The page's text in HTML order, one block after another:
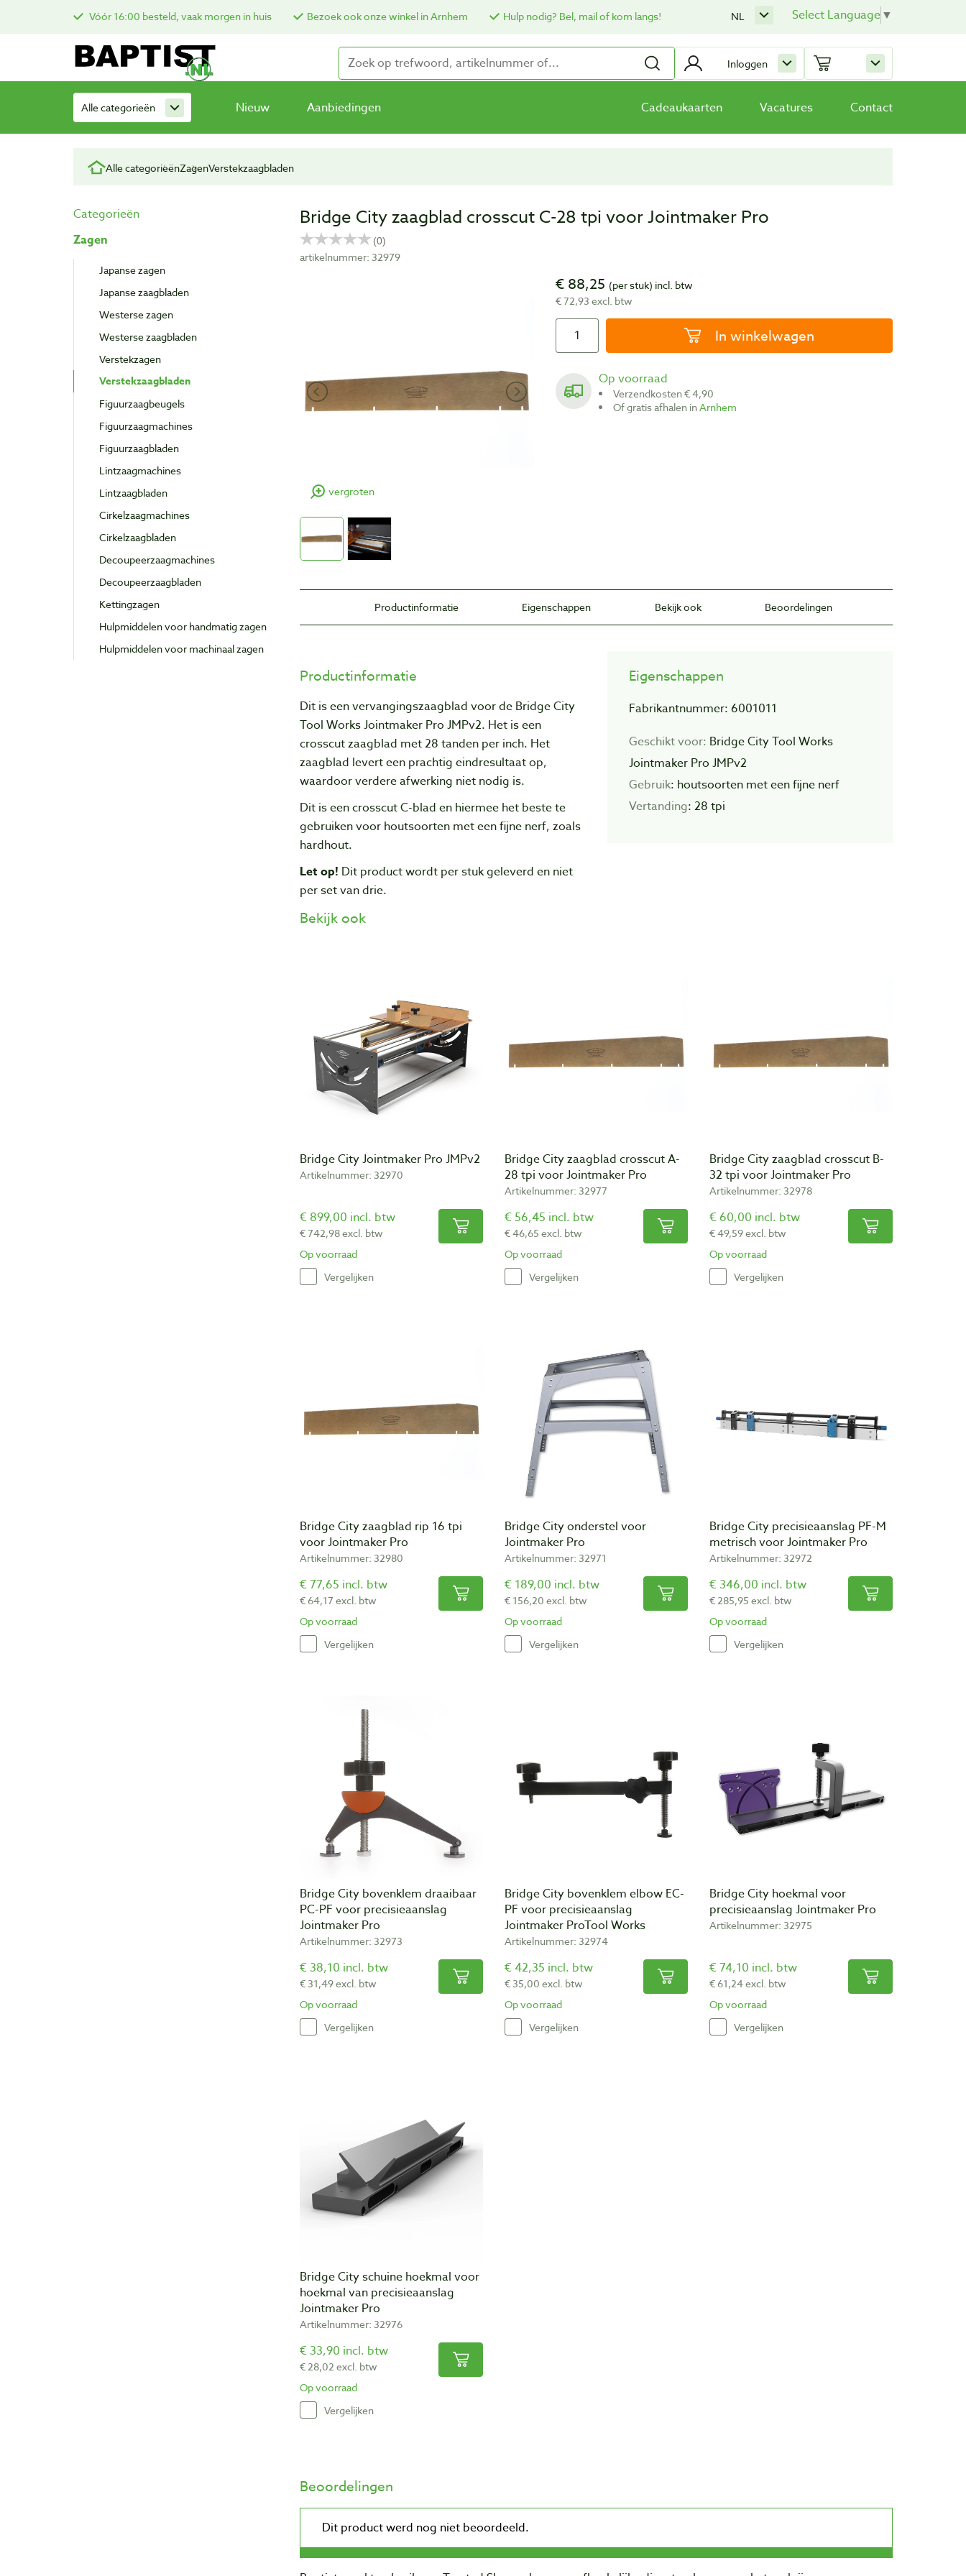
Vóór 16:00 besteld, vaak morgen in huis Bezoek ook onze winkel in Arnhem Hulp nodig? Bel, mail of kom langs! Select Language▼
NL
Inloggen
Alle categorieën Nieuw Aanbiedingen Cadeaukaarten Vacatures Contact
Alle categorieënZagenVerstekzaagbladen
Categorieën
Zagen
Japanse zagen
Japanse zaagbladen
Westerse zagen
Westerse zaagbladen
Verstekzagen
Verstekzaagbladen
Figuurzaagbeugels
Figuurzaagmachines
Figuurzaagbladen
Lintzaagmachines
Lintzaagbladen
Cirkelzaagmachines
Cirkelzaagbladen
Decoupeerzaagmachines
Decoupeerzaagbladen
Kettingzagen
Hulpmiddelen voor handmatig zagen
Hulpmiddelen voor machinaal zagen
Bridge City zaagblad crosscut C-28 tpi voor Jointmaker Pro
artikelnummer: 32979
vergroten
€ 88,25 (per stuk) incl. btw
€ 72,93 excl. btw
In winkelwagen
Op voorraad
Verzendkosten € 4,90
Of gratis afhalen inArnhem
Productinformatie Eigenschappen Bekijk ook Beoordelingen
Productinformatie
Dit is een vervangingszaagblad voor de Bridge City
Tool Works Jointmaker Pro JMPv2. Het is een
crosscut zaagblad met 28 tanden per inch. Het
zaagblad levert een prachtig eindresultaat op,
waardoor verdere afwerking niet nodig is.
Dit is een crosscut C-blad en hiermee het beste te
gebruiken voor houtsoorten met een fijne nerf, zoals
hardhout.
Let op! Dit product wordt per stuk geleverd en niet
per set van drie.
Eigenschappen
Fabrikantnummer: 6001011
Geschikt voor: Bridge City Tool Works
Jointmaker Pro JMPv2
Gebruik: houtsoorten met een fijne nerf
Vertanding: 28 tpi
Bekijk ook
Bridge City Jointmaker Pro JMPv2
Artikelnummer: 32970
€ 899,00 incl. btw
€ 742,98 excl. btw
Op voorraad
Vergelijken
Bridge City zaagblad crosscut A-
28 tpi voor Jointmaker Pro
Artikelnummer: 32977
€ 56,45 incl. btw
€ 46,65 excl. btw
Op voorraad
Vergelijken
Bridge City zaagblad crosscut B-
32 tpi voor Jointmaker Pro
Artikelnummer: 32978
€ 60,00 incl. btw
€ 49,59 excl. btw
Op voorraad
Vergelijken
Bridge City zaagblad rip 16 tpi
voor Jointmaker Pro
Artikelnummer: 32980
€ 77,65 incl. btw
€ 64,17 excl. btw
Op voorraad
Vergelijken
Bridge City onderstel voor
Jointmaker Pro
Artikelnummer: 32971
€ 189,00 incl. btw
€ 156,20 excl. btw
Op voorraad
Vergelijken
Bridge City precisieaanslag PF-M
metrisch voor Jointmaker Pro
Artikelnummer: 32972
€ 346,00 incl. btw
€ 285,95 excl. btw
Op voorraad
Vergelijken
Bridge City bovenklem draaibaar
PC-PF voor precisieaanslag
Jointmaker Pro
Artikelnummer: 32973
€ 38,10 incl. btw
€ 31,49 excl. btw
Op voorraad
Vergelijken
Bridge City bovenklem elbow EC-
PF voor precisieaanslag
Jointmaker ProTool Works
Artikelnummer: 32974
€ 42,35 incl. btw
€ 35,00 excl. btw
Op voorraad
Vergelijken
Bridge City hoekmal voor
precisieaanslag Jointmaker Pro
Artikelnummer: 32975
€ 74,10 incl. btw
€ 61,24 excl. btw
Op voorraad
Vergelijken
Bridge City schuine hoekmal voor
hoekmal van precisieaanslag
Jointmaker Pro
Artikelnummer: 32976
€ 33,90 incl. btw
€ 28,02 excl. btw
Op voorraad
Vergelijken
Beoordelingen